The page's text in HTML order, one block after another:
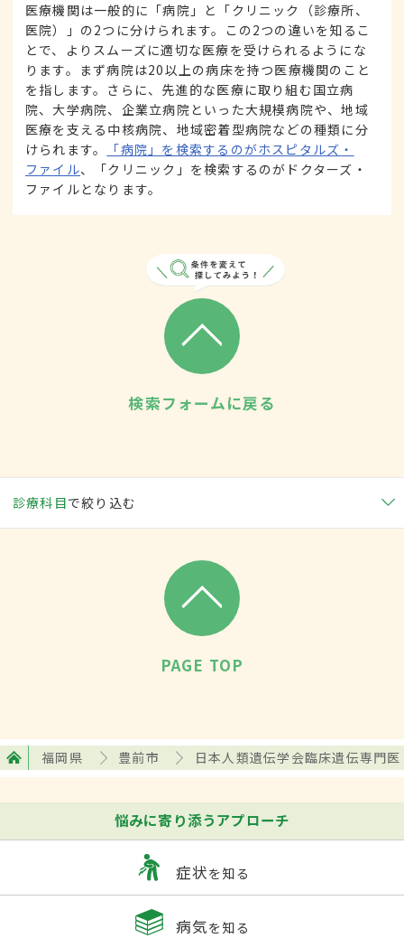
医療機関は一般的に「病院」と「クリニック（診療所、
医院）」の2つに分けられます。この2つの違いを知るこ
とで、よりスムーズに適切な医療を受けられるようにな
ります。まず病院は20以上の病床を持つ医療機関のこと
を指します。さらに、先進的な医療に取り組む国立病
院、大学病院、企業立病院といった大規模病院や、地域
医療を支える中核病院、地域密着型病院などの種類に分
けられます。
「病院」を検索するのがホスピタルズ・
ファイル、「クリニック」を検索するのがドクターズ・
ファイルとなります。
検索フォームに戻る
診療科目で絞り込む
PAGE TOP
福岡県 豊前市 日本人類遺伝学会臨床遺伝専門医
悩みに寄り添うアプローチ
症状を知る
病気を知る